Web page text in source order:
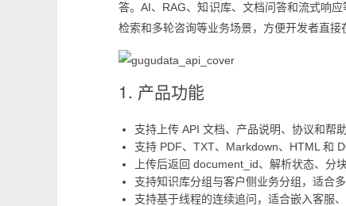
答。AI、RAG、知识库、文档问答和流式响
检索和多轮咨询等业务场景，方便开发者直接
1. 产品功能
支持上传 API 文档、产品说明、协议和帮
支持 PDF、TXT、Markdown、HTML 和
上传后返回 document_id、解析状态、分
支持知识库分组与客户侧业务分组，适合
支持基于线程的连续追问，适合嵌入客服